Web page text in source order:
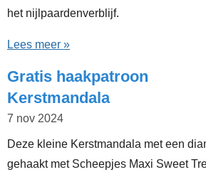
het nijlpaardenverblijf.
Lees meer »
Gratis haakpatroon
Kerstmandala
7 nov 2024
Deze kleine Kerstmandala met een
gehaakt met Scheepjes Maxi Sweet